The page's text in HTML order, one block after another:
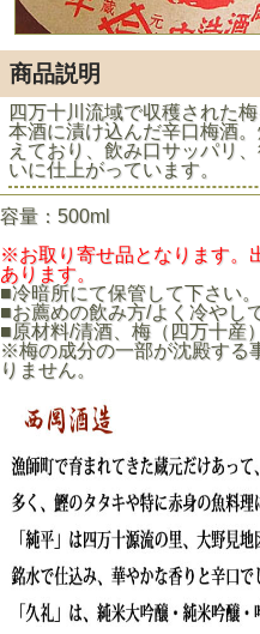
商品説明
四万十川流域で収穫された
本酒に漬け込んだ辛口梅酒
えており、飲み口サッパリ
いに仕上がっています。
容量：500ml
※お取り寄せ品となります。
あります。
■冷暗所にて保管して下さい。
■お薦めの飲み方/よく冷やし
■原材料/清酒、梅（四万十
※梅の成分の一部が沈殿する
りません。